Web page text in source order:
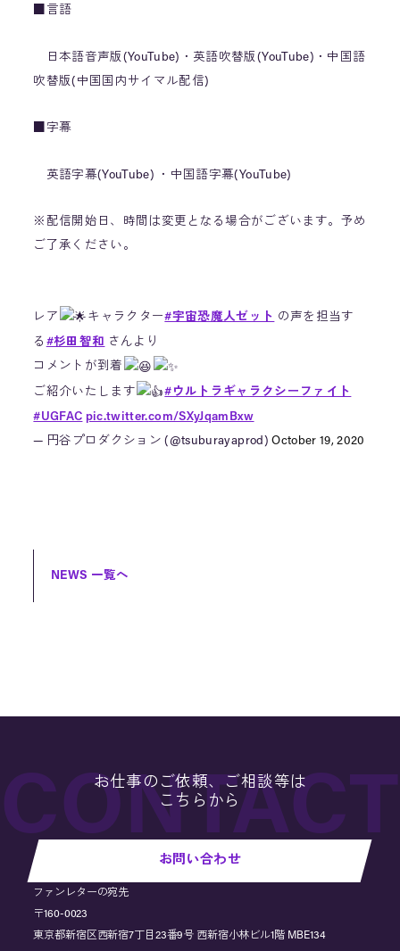
■言語
日本語音声版(YouTube)・英語吹替版(YouTube)・中国語
吹替版(中国国内サイマル配信)
■字幕
英語字幕(YouTube) ・中国語字幕(YouTube)
※配信開始日、時間は変更となる場合がございます。予め
ご了承ください。
レア キャラクター#宇宙恐魔人ゼット の声を担当す
る #杉田智和 さんより
コメントが到着
ご紹介いたします #ウルトラギャラクシーファイト
#UGFAC pic.twitter.com/SXyJqamBxw
— 円谷プロダクション (@tsuburayaprod)October 19, 2020
NEWS 一覧へ
お仕事のご依頼、ご相談等は
こちらから
お問い合わせ
ファンレターの宛先
〒160-0023
東京都新宿区西新宿7丁目23番9号 西新宿小林ビル1階 MBE134